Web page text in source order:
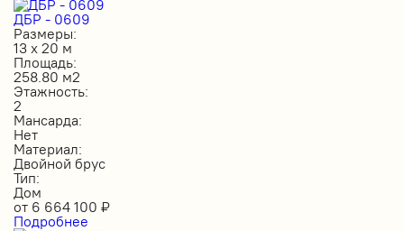
ДБР - 0609
Размеры:
13 х 20 м
Площадь:
258.80 м2
Этажность:
2
Мансарда:
Нет
Материал:
Двойной брус
Тип:
Дом
от 6 664 100 ₽
Подробнее